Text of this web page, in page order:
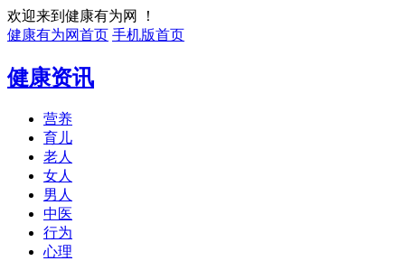
欢迎来到健康有为网 ！
健康有为网首页 手机版首页
健康资讯
营养
育儿
老人
女人
男人
中医
行为
心理